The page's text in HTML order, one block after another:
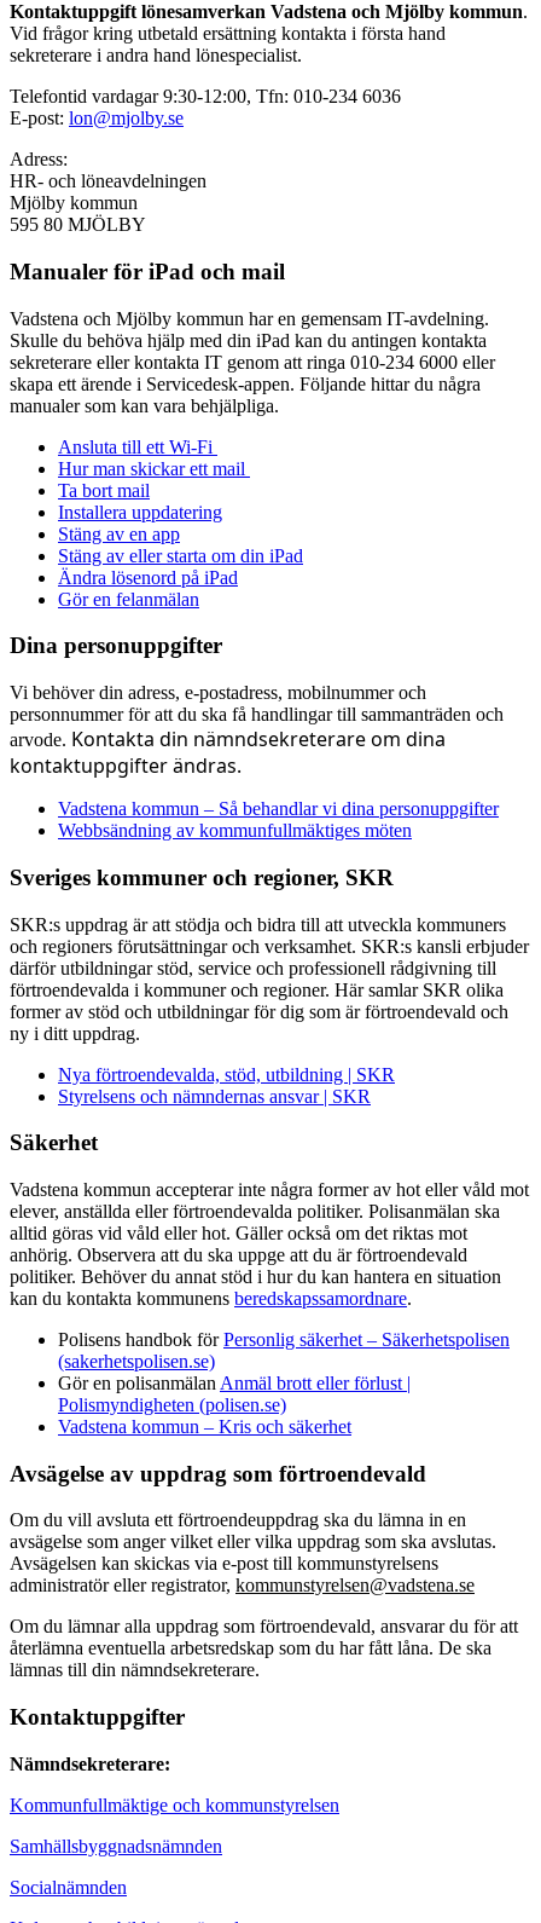
Kontaktuppgift lönesamverkan Vadstena och Mjölby kommun.
Vid frågor kring utbetald ersättning kontakta i första hand
sekreterare i andra hand lönespecialist.
Telefontid vardagar 9:30-12:00, Tfn: 010-234 6036
E-post: lon@mjolby.se
Adress:
HR- och löneavdelningen
Mjölby kommun
595 80 MJÖLBY
Manualer för iPad och mail
Vadstena och Mjölby kommun har en gemensam IT-avdelning.
Skulle du behöva hjälp med din iPad kan du antingen kontakta
sekreterare eller kontakta IT genom att ringa 010-234 6000 eller
skapa ett ärende i Servicedesk-appen. Följande hittar du några
manualer som kan vara behjälpliga.
Ansluta till ett Wi-Fi
Hur man skickar ett mail
Ta bort mail
Installera uppdatering
Stäng av en app
Stäng av eller starta om din iPad
Ändra lösenord på iPad
Gör en felanmälan
Dina personuppgifter
Vi behöver din adress, e-postadress, mobilnummer och
personnummer för att du ska få handlingar till sammanträden och
arvode. Kontakta din nämndsekreterare om dina
kontaktuppgifter ändras.
Vadstena kommun – Så behandlar vi dina personuppgifter
Webbsändning av kommunfullmäktiges möten
Sveriges kommuner och regioner, SKR
SKR:s uppdrag är att stödja och bidra till att utveckla kommuners
och regioners förutsättningar och verksamhet. SKR:s kansli erbjuder
därför utbildningar stöd, service och professionell rådgivning till
förtroendevalda i kommuner och regioner. Här samlar SKR olika
former av stöd och utbildningar för dig som är förtroendevald och
ny i ditt uppdrag.
Nya förtroendevalda, stöd, utbildning | SKR
Styrelsens och nämndernas ansvar | SKR
Säkerhet
Vadstena kommun accepterar inte några former av hot eller våld mot
elever, anställda eller förtroendevalda politiker. Polisanmälan ska
alltid göras vid våld eller hot. Gäller också om det riktas mot
anhörig. Observera att du ska uppge att du är förtroendevald
politiker. Behöver du annat stöd i hur du kan hantera en situation
kan du kontakta kommunens beredskapssamordnare.
Polisens handbok förPersonlig säkerhet – Säkerhetspolisen
(sakerhetspolisen.se)
Gör en polisanmälan Anmäl brott eller förlust |
Polismyndigheten (polisen.se)
Vadstena kommun – Kris och säkerhet
Avsägelse av uppdrag som förtroendevald
Om du vill avsluta ett förtroendeuppdrag ska du lämna in en
avsägelse som anger vilket eller vilka uppdrag som ska avslutas.
Avsägelsen kan skickas via e-post till kommunstyrelsens
administratör eller registrator, kommunstyrelsen@vadstena.se
Om du lämnar alla uppdrag som förtroendevald, ansvarar du för att
återlämna eventuella arbetsredskap som du har fått låna. De ska
lämnas till din nämndsekreterare.
Kontaktuppgifter
Nämndsekreterare:
Kommunfullmäktige och kommunstyrelsen
Samhällsbyggnadsnämnden
Socialnämnden